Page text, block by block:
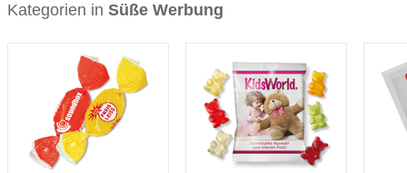
Kategorien in Süße Werbung